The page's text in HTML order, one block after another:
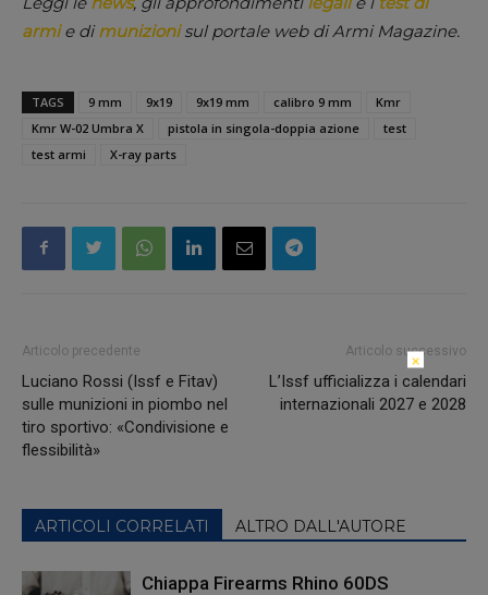
armie dimunizioni sul portale web di Armi Magazine.
TAGS 9 mm 9x19 9x19 mm calibro 9 mm
Kmr
Kmr W-02 Umbra X
pistola in singola-doppia azione
test
test armi
X-ray parts
Articolo precedente
Luciano Rossi (Issf e Fitav)
sulle munizioni in piombo nel
tiro sportivo: «Condivisione e
flessibilità»
Articolo successivo
L’Issf ufficializza i calendari
internazionali 2027 e 2028
ARTICOLI CORRELATI ALTRO DALL'AUTORE
Chiappa Firearms Rhino 60DS
×